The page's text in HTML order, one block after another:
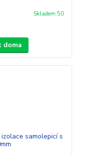
Skladem 50
doma